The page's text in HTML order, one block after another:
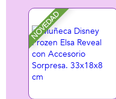
NOVEDAD